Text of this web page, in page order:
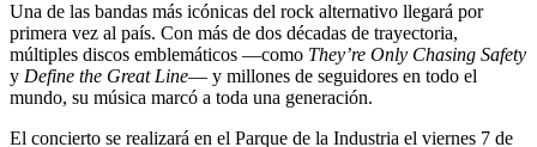
Una de las bandas más icónicas del rock alternativo llegará por
primera vez al país. Con más de dos décadas de trayectoria,
múltiples discos emblemáticos —como They’re Only Chasing Safety
y Define the Great Line— y millones de seguidores en todo el
mundo, su música marcó a toda una generación.
El concierto se realizará en el Parque de la Industria el viernes 7 de